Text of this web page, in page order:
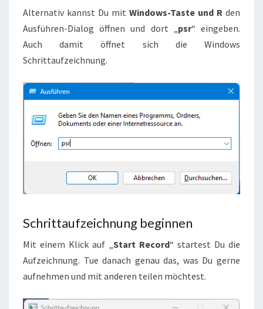
Alternativ kannst Du mit Windows-Taste und R den
Ausführen-Dialog öffnen und dort „psr“ eingeben.
Auch damit öffnet sich die Windows
Schrittaufzeichnung.
Schrittaufzeichnung beginnen
Mit einem Klick auf „Start Record“ startest Du die
Aufzeichnung. Tue danach genau das, was Du gerne
aufnehmen und mit anderen teilen möchtest.